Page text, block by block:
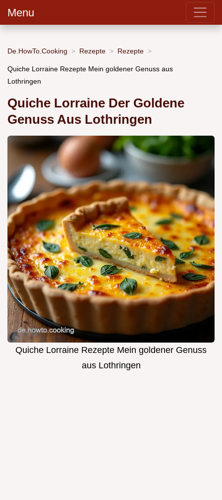
Menu
De.HowTo.Cooking Rezepte Rezepte
Quiche Lorraine Rezepte Mein goldener Genuss aus
Lothringen
Quiche Lorraine Der Goldene
Genuss Aus Lothringen
Quiche Lorraine Rezepte Mein goldener Genuss
aus Lothringen